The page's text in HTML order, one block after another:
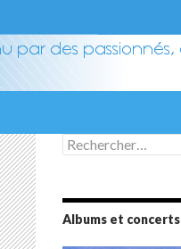
Rechercher :
Albums et concerts